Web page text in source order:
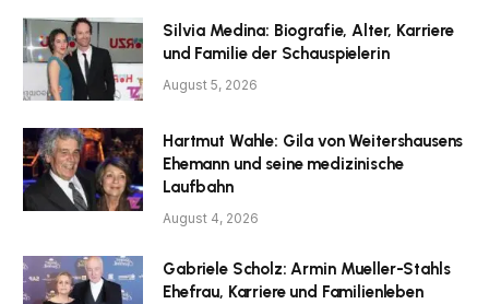
Silvia Medina: Biografie, Alter, Karriere
und Familie der Schauspielerin
August 5, 2026
Hartmut Wahle: Gila von Weitershausens
Ehemann und seine medizinische
Laufbahn
August 4, 2026
Gabriele Scholz: Armin Mueller-Stahls
Ehefrau, Karriere und Familienleben